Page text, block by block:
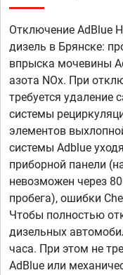
Отключение AdBlue
дизель в Брянске:
впрыска мочевины
азота NOx. При
требуется удаление
системы
элементов
системы Adblue
приборной панели
невозможен через
пробега), ошибки
Чтобы полностью
дизельных
часа. При этом не
AdBlue или